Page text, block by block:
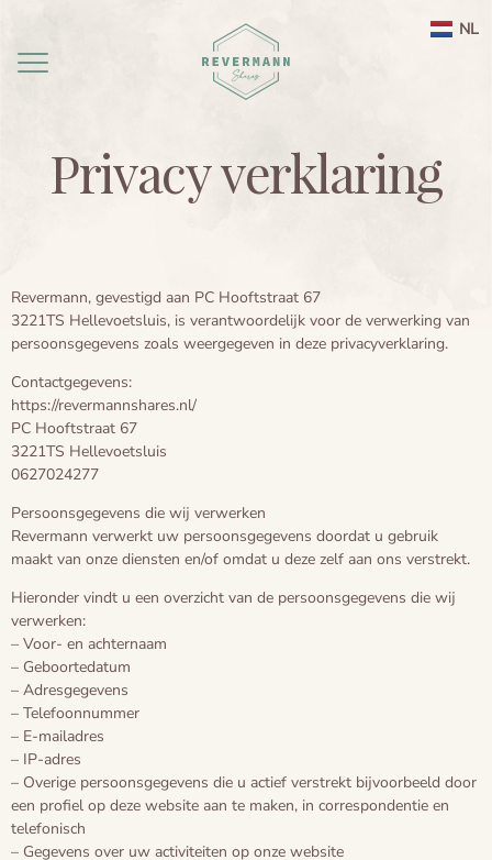
NL
Home
Leela therapie
Ayahuasca integratie
Ayahuasca
Ayahuasca informatie
Ayahuasca ceremonie
Ayahuasca veiligheid
Voorbereiding
Over
Over mij
Reviews
Blogs
De cirkel van het leven
contact
Privacy verklaring
Revermann, gevestigd aan PC Hooftstraat 67
3221TS Hellevoetsluis, is verantwoordelijk voor de verwerking van
persoonsgegevens zoals weergegeven in deze privacyverklaring.
Contactgegevens:
https://revermannshares.nl/
PC Hooftstraat 67
3221TS Hellevoetsluis
0627024277
Persoonsgegevens die wij verwerken
Revermann verwerkt uw persoonsgegevens doordat u gebruik
maakt van onze diensten en/of omdat u deze zelf aan ons verstrekt.
Hieronder vindt u een overzicht van de persoonsgegevens die wij
verwerken:
– Voor- en achternaam
– Geboortedatum
– Adresgegevens
– Telefoonnummer
– E-mailadres
– IP-adres
– Overige persoonsgegevens die u actief verstrekt bijvoorbeeld door
een profiel op deze website aan te maken, in correspondentie en
telefonisch
– Gegevens over uw activiteiten op onze website